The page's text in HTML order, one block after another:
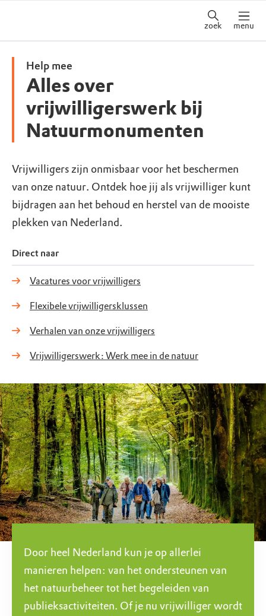
zoek menu
Help mee
Alles over
vrijwilligerswerk bij
Natuurmonumenten
Vrijwilligers zijn onmisbaar voor het beschermen
van onze natuur. Ontdek hoe jij als vrijwilliger kunt
bijdragen aan het behoud en herstel van de mooiste
plekken van Nederland.
Direct naar
Vacatures voor vrijwilligers
Flexibele vrijwilligersklussen
Verhalen van onze vrijwilligers
Vrijwilligerswerk: Werk mee in de natuur
Door heel Nederland kun je op allerlei
manieren helpen: van het ondersteunen van
het natuurbeheer tot het begeleiden van
publieksactiviteiten. Of je nu vrijwilliger wordt